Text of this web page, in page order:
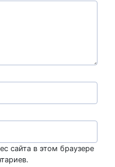
сайта в этом браузере